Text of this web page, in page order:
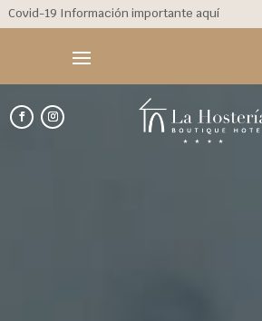
Covid-19 Información importante aquí